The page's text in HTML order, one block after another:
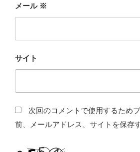
メール ※
サイト
次回のコメントで使用するため
前、メールアドレス、サイトを保存す